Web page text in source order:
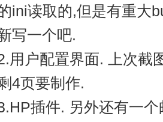
ini读取的,但是有重大
写一个吧.
用户配置界面. 上次截
4页要制作.
插件. 另外还有一